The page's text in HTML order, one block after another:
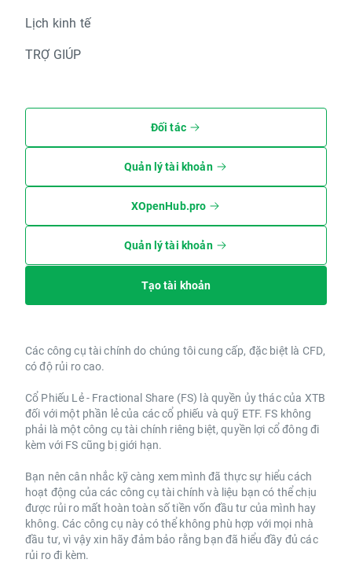
Lịch kinh tế
TRỢ GIÚP
Đối tác
Quản lý tài khoản
XOpenHub.pro
Quản lý tài khoản
Tạo tài khoản
Các công cụ tài chính do chúng tôi cung cấp, đặc biệt là CFD,
có độ rủi ro cao.
Cổ Phiếu Lẻ - Fractional Share (FS) là quyền ủy thác của XTB
đối với một phần lẻ của các cổ phiếu và quỹ ETF. FS không
phải là một công cụ tài chính riêng biệt, quyền lợi cổ đông đi
kèm với FS cũng bị giới hạn.
Bạn nên cân nhắc kỹ càng xem mình đã thực sự hiểu cách
hoạt động của các công cụ tài chính và liệu bạn có thể chịu
được rủi ro mất hoàn toàn số tiền vốn đầu tư của mình hay
không. Các công cụ này có thể không phù hợp với mọi nhà
đầu tư, vì vậy xin hãy đảm bảo rằng bạn đã hiểu đầy đủ các
rủi ro đi kèm.